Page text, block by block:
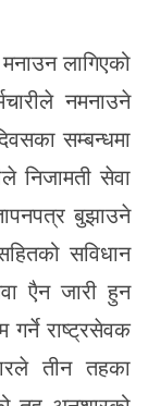
नमनाउने
सम्बन्धमा
निजामती सेवा
बुझाउने
स‌विधान
एैन जारी हुन
राष्ट्रसेवक
तीन तहका